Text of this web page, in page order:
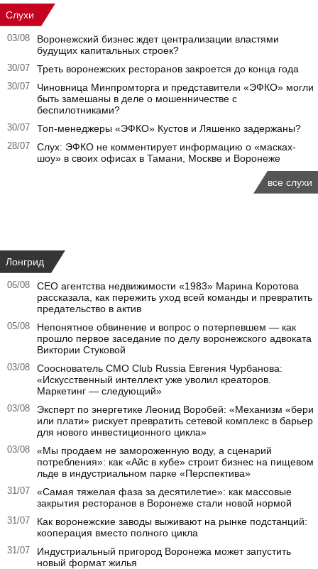
Слухи
03/08
Воронежский бизнес ждет централизации властями
будущих капитальных строек?
30/07 Треть воронежских ресторанов закроется до конца года
30/07
Чиновница Минпромторга и представители «ЭФКО» могли
быть замешаны в деле о мошенничестве с
беспилотниками?
30/07 Топ-менеджеры «ЭФКО» Кустов и Ляшенко задержаны?
28/07
Слух: ЭФКО не комментирует информацию о «масках-
шоу» в своих офисах в Тамани, Москве и Воронеже
все слухи
Лонгрид
06/08
CEO агентства недвижимости «1983» Марина Коротова
рассказала, как пережить уход всей команды и превратить
предательство в актив
05/08
Непонятное обвинение и вопрос о потерпевшем — как
прошло первое заседание по делу воронежского адвоката
Виктории Стуковой
03/08
Сооснователь CMO Club Russia Евгения Чурбанова:
«Искусственный интеллект уже уволил креаторов.
Маркетинг — следующий»
03/08
Эксперт по энергетике Леонид Воробей: «Механизм «бери
или плати» рискует превратить сетевой комплекс в барьер
для нового инвестиционного цикла»
03/08
«Мы продаем не замороженную воду, а сценарий
потребления»: как «Айс в кубе» строит бизнес на пищевом
льде в индустриальном парке «Перспектива»
31/07
«Самая тяжелая фаза за десятилетие»: как массовые
закрытия ресторанов в Воронеже стали новой нормой
31/07
Как воронежские заводы выживают на рынке подстанций:
кооперация вместо полного цикла
31/07
Индустриальный пригород Воронежа может запустить
новый формат жилья